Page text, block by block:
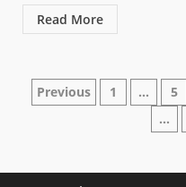
Read More
Paginazione
articoli
Previous 1 … 5
…